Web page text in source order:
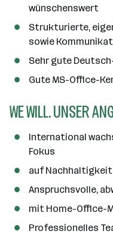
wünschenswert
Strukturierte,
sowie
Sehr gute
Gute MS-Office-
WE WILL. UNSER
International
Fokus
auf
Anspruchsvolle,
mit Home-Office-
Professionelles